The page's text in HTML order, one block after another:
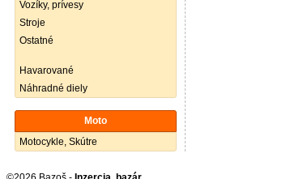
Vozíky, prívesy
Stroje
Ostatné
Havarované
Náhradné diely
Moto
Motocykle, Skútre